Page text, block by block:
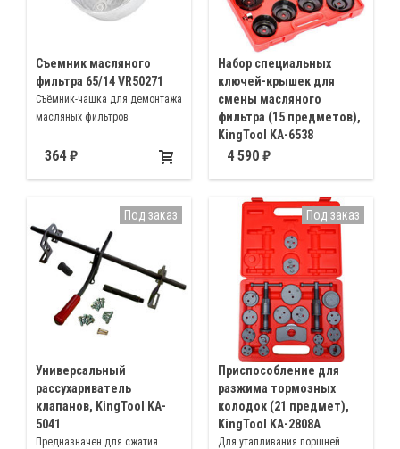
Съемник масляного
фильтра 65/14 VR50271
Съёмник-чашка для демонтажа
масляных фильтров
364
Набор специальных
ключей-крышек для
смены масляного
фильтра (15 предметов),
KingTool KA-6538
Съёмники-чашки из прочного
68мм, 73/14 ∅ 73мм, 74, 76/15
∅ 74, 76мм, 76/14 ∅ 76мм,
4 590
Универсальный
рассухариватель
клапанов, KingTool KA-
5041
Предназначен для сжатия
Под заказ
Приспособление для
разжима тормозных
колодок (21 предмет),
KingTool KA-2808A
Для утапливания поршней
Под заказ